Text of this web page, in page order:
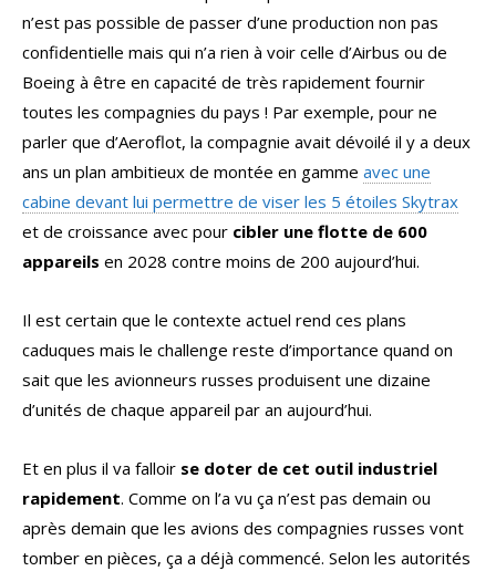
n’est pas possible de passer d’une production non pas
confidentielle mais qui n’a rien à voir celle d’Airbus ou de
Boeing à être en capacité de très rapidement fournir
toutes les compagnies du pays ! Par exemple, pour ne
parler que d’Aeroflot, la compagnie avait dévoilé il y a deux
ans un plan ambitieux de montée en gamme avec une
cabine devant lui permettre de viser les 5 étoiles Skytrax
et de croissance avec pour cibler une flotte de 600
appareils en 2028 contre moins de 200 aujourd’hui.
Il est certain que le contexte actuel rend ces plans
caduques mais le challenge reste d’importance quand on
sait que les avionneurs russes produisent une dizaine
d’unités de chaque appareil par an aujourd’hui.
Et en plus il va falloir se doter de cet outil industriel
rapidement. Comme on l’a vu ça n’est pas demain ou
après demain que les avions des compagnies russes vont
tomber en pièces, ça a déjà commencé. Selon les autorités